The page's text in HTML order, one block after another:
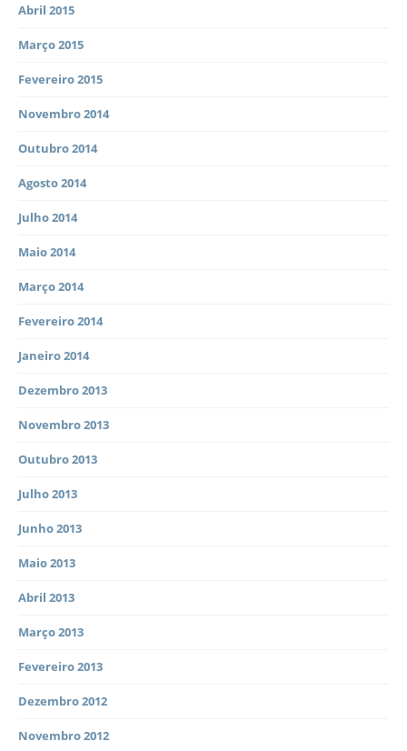
Abril 2015
Março 2015
Fevereiro 2015
Novembro 2014
Outubro 2014
Agosto 2014
Julho 2014
Maio 2014
Março 2014
Fevereiro 2014
Janeiro 2014
Dezembro 2013
Novembro 2013
Outubro 2013
Julho 2013
Junho 2013
Maio 2013
Abril 2013
Março 2013
Fevereiro 2013
Dezembro 2012
Novembro 2012